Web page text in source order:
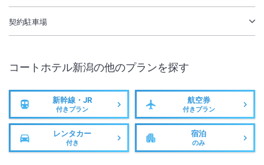
契約駐車場
コートホテル新潟の他のプランを探す
新幹線・JR
付きプラン
航空券
付きプラン
レンタカー
付き
宿泊
のみ